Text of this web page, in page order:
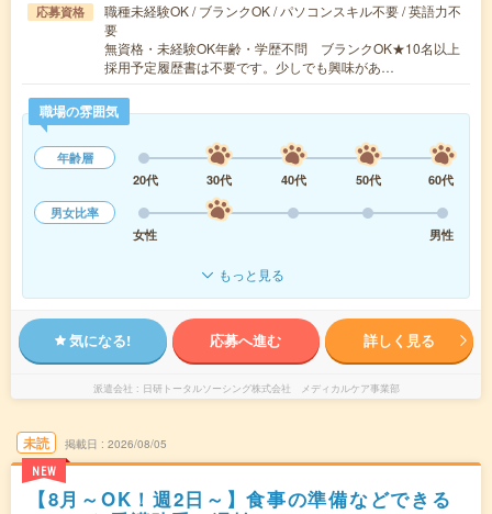
応募資格
職種未経験OK / ブランクOK / パソコンスキル不要 / 英語力不
要
無資格・未経験OK年齢・学歴不問 ブランクOK★10名以上
採用予定履歴書は不要です。少しでも興味があ…
職場の雰囲気
年齢層
20代
30代 40代 50代
60代
男女比率
女性
男性
もっと見る
気になる! 応募へ進む 詳しく見る
派遣会社 日研トータルソーシング株式会社 メディカルケア事業部
未読
NEW
掲載日 2026/08/05
【8月～OK！週2日～】食事の準備などできる